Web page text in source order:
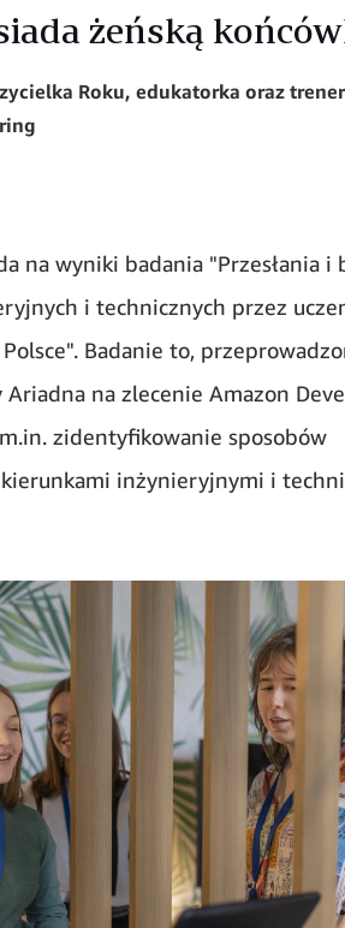
żeńską
Roku, edukatorka oraz
na wyniki badania "Przesłania i
i technicznych przez
Badanie to,
Ariadna na zlecenie Amazon
zidentyfikowanie sposobów
inżynieryjnymi i